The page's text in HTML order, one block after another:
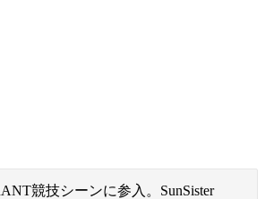
競技シーンに参入。SunSister